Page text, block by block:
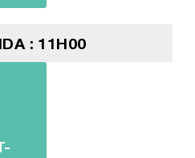
: 11H00